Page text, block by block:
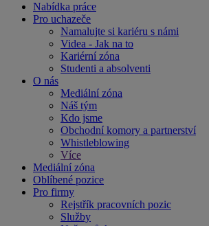
Nabídka práce
Pro uchazeče
Namalujte si kariéru s námi
Videa - Jak na to
Kariérní zóna
Studenti a absolventi
O nás
Mediální zóna
Náš tým
Kdo jsme
Obchodní komory a partnerství
Whistleblowing
Více
Mediální zóna
Oblíbené pozice
Pro firmy
Rejstřík pracovních pozic
Služby